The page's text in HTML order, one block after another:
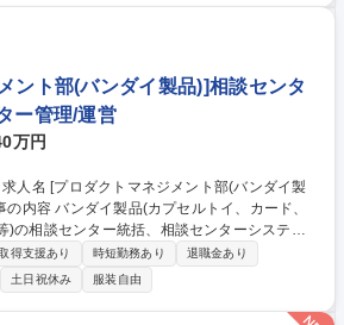
状況可視化、および品質管理プロセスの改善
工程（要件定義・設計）からの品質計画 ・不
の品質指標分析、および是正推進 ・品質基準
マネジメント構築 募集職種 【ソフト
理職ポスト狙える/決済・認証端末
ント部(バンダイ製品)]相談センタ
ー管理/運営
万円
)の相談センター統括、相談センターシステム
応準
発への改善提案 など ・システム担当：CTI、
ラウド型システムの保守・運用、新規システ
得支援あり 時短勤務あり
退職金あり
土日祝休み 服装自由